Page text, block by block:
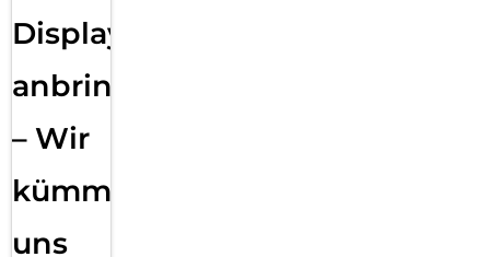
Displayfolie
anbringen
– Wir
kümmern
uns